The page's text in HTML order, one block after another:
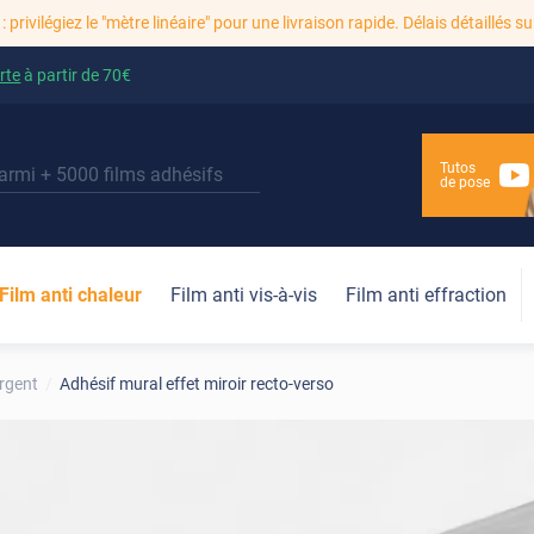
privilégiez le "mètre linéaire" pour une livraison rapide. Délais détaillés
à partir de70€
Tutos
de pose
Film anti chaleur Film anti vis-à-vis Film anti effraction
Adhésif mural effet miroir recto-verso